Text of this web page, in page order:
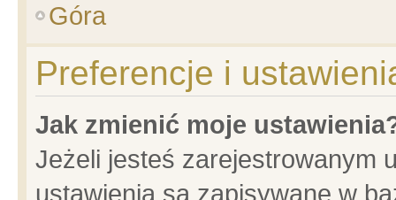
Góra
Preferencje i
Jak zmienić moje
Jeżeli jesteś zarejestrowanym
ustawienia są zapisywane w